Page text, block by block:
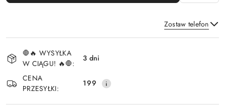
Zostaw telefon
Dostępność
i
dostawa
🛑🔥 WYSYŁKA
W CIĄGU! 🔥🛑:
3 dni
CENA
PRZESYŁKI:
199